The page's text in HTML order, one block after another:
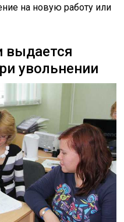
на новую работу или
выдается
увольнении